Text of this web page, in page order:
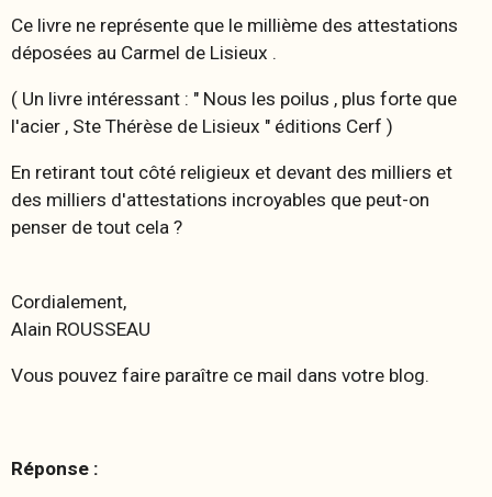
Ce livre ne représente que le millième des attestations
déposées au Carmel de Lisieux .
( Un livre intéressant : " Nous les poilus , plus forte que
l'acier , Ste Thérèse de Lisieux " éditions Cerf )
En retirant tout côté religieux et devant des milliers et
des milliers d'attestations incroyables que peut-on
penser de tout cela ?
Cordialement,
Alain ROUSSEAU
Vous pouvez faire paraître ce mail dans votre blog.
Réponse :